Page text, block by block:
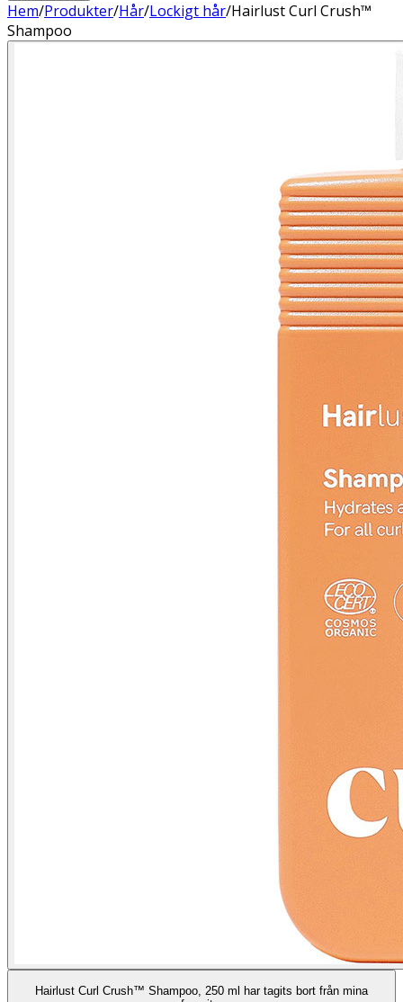
Hem/Produkter/Hår/Lockigt hår/Hairlust Curl Crush™
Shampoo
Hairlust Curl Crush™ Shampoo, 250 ml har tagits bort från mina